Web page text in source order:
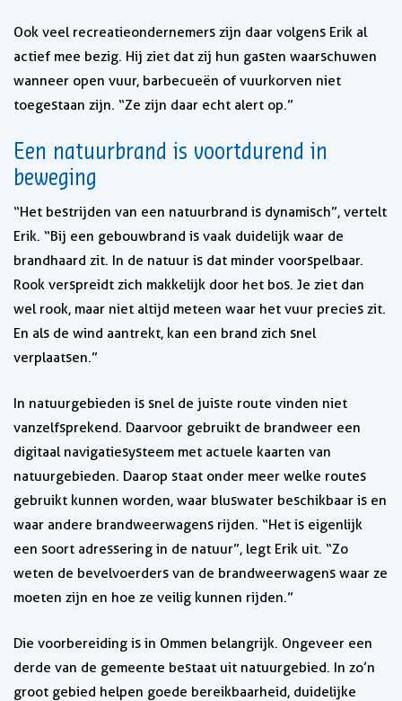
Ook veel recreatieondernemers zijn daar volgens Erik al
actief mee bezig. Hij ziet dat zij hun gasten waarschuwen
wanneer open vuur, barbecueën of vuurkorven niet
toegestaan zijn. “Ze zijn daar echt alert op.”
Een natuurbrand is voortdurend in
beweging
“Het bestrijden van een natuurbrand is dynamisch”, vertelt
Erik. “Bij een gebouwbrand is vaak duidelijk waar de
brandhaard zit. In de natuur is dat minder voorspelbaar.
Rook verspreidt zich makkelijk door het bos. Je ziet dan
wel rook, maar niet altijd meteen waar het vuur precies zit.
En als de wind aantrekt, kan een brand zich snel
verplaatsen.”
In natuurgebieden is snel de juiste route vinden niet
vanzelfsprekend. Daarvoor gebruikt de brandweer een
digitaal navigatiesysteem met actuele kaarten van
natuurgebieden. Daarop staat onder meer welke routes
gebruikt kunnen worden, waar bluswater beschikbaar is en
waar andere brandweerwagens rijden. “Het is eigenlijk
een soort adressering in de natuur”, legt Erik uit. “Zo
weten de bevelvoerders van de brandweerwagens waar ze
moeten zijn en hoe ze veilig kunnen rijden.”
Die voorbereiding is in Ommen belangrijk. Ongeveer een
derde van de gemeente bestaat uit natuurgebied. In zo’n
groot gebied helpen goede bereikbaarheid, duidelijke